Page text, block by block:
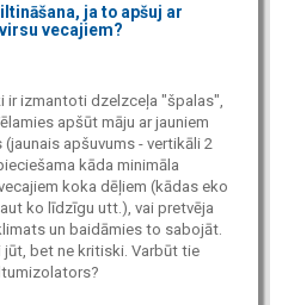
ja to apšuj ar
vecajiem?
ir izmantoti dzelzceļa "špalas",
apšūt māju ar jauniem
apšuvums - vertikāli 2
kāda minimāla
koka dēļiem (kādas eko
ko līdzīgu utt.), vai pretvēja
un baidāmies to sabojāt.
jūt, bet ne kritiski. Varbūt tie